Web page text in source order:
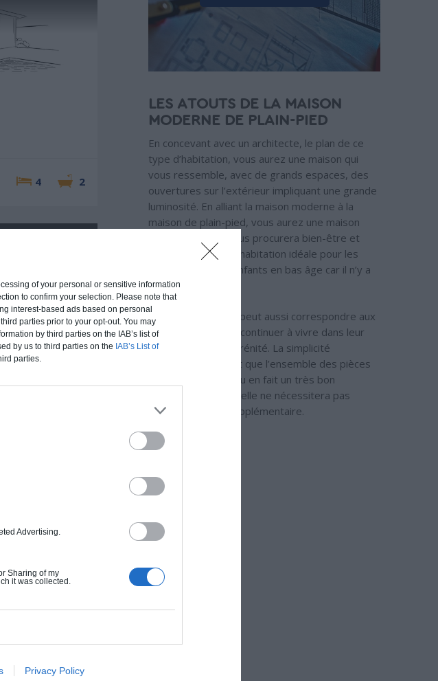
of your personal or sensitive information
to confirm your selection. Please note that
interest-based ads based on personal
parties prior to your opt-out. You may
by third parties on the IAB’s list of
by us to third parties on the IAB’s List of
parties.
Advertising.
Sharing of my
it was collected.
Privacy Policy
4 2
LES ATOUTS DE LA MAISON
MODERNE DE PLAIN-PIED
En concevant avec un architecte, le plan de ce
type d’habitation, vous aurez une maison qui
vous ressemble, avec de grands espaces, des
ouvertures sur l’extérieur impliquant une grande
luminosité. En alliant la maison moderne à la
maison de plain-pied, vous aurez une maison
fonctionnelle qui vous procurera bien-être et
sérénité. C’est une habitation idéale pour les
familles avec des enfants en bas âge car il n’y a
pas d’escalier.
Ce type de maison peut aussi correspondre aux
seniors qui veulent continuer à vivre dans leur
maison en toute sérénité. La simplicité
d’entretien et le fait que l’ensemble des pièces
soit au même niveau en fait un très bon
investissement car elle ne nécessitera pas
d’aménagement supplémentaire.